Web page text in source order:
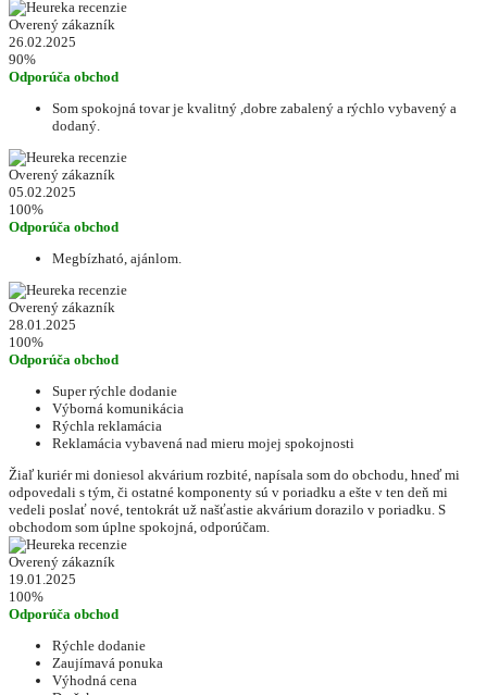
Overený zákazník
26.02.2025
90%
Odporúča obchod
Som spokojná tovar je kvalitný ,dobre zabalený a rýchlo vybavený a
dodaný.
Overený zákazník
05.02.2025
100%
Odporúča obchod
Megbízható, ajánlom.
Overený zákazník
28.01.2025
100%
Odporúča obchod
Super rýchle dodanie
Výborná komunikácia
Rýchla reklamácia
Reklamácia vybavená nad mieru mojej spokojnosti
Žiaľ kuriér mi doniesol akvárium rozbité, napísala som do obchodu, hneď mi
odpovedali s tým, či ostatné komponenty sú v poriadku a ešte v ten deň mi
vedeli poslať nové, tentokrát už našťastie akvárium dorazilo v poriadku. S
obchodom som úplne spokojná, odporúčam.
Overený zákazník
19.01.2025
100%
Odporúča obchod
Rýchle dodanie
Zaujímavá ponuka
Výhodná cena